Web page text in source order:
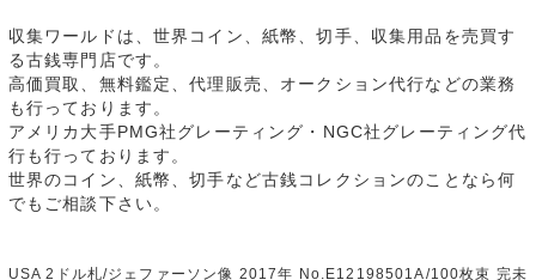
収集ワールドは、世界コイン、紙幣、切手、収集用品を売買す
る古銭専門店です。
高価買取、無料鑑定、代理販売、オークション代行などの業務
も行っております。
アメリカ大手PMG社グレーティング・NGC社グレーティング代
行も行っております。
世界のコイン、紙幣、切手など古銭コレクションのことなら何
でもご相談下さい。
USA 2ドル札/ジェファーソン像 2017年 No.E12198501A/100枚束 完未